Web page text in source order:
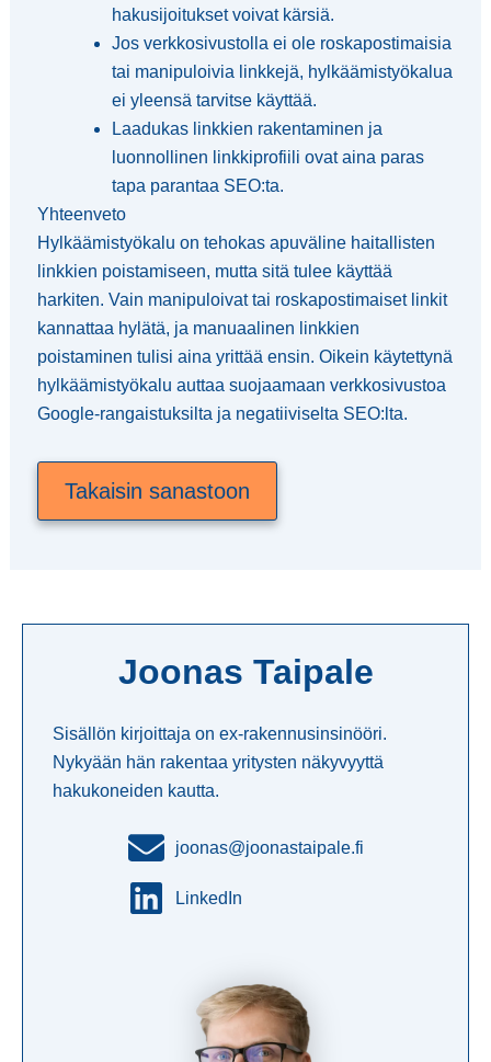
hakusijoitukset voivat kärsiä.
Jos verkkosivustolla ei ole roskapostimaisia
tai manipuloivia linkkejä, hylkäämistyökalua
ei yleensä tarvitse käyttää.
Laadukas linkkien rakentaminen ja
luonnollinen linkkiprofiili ovat aina paras
tapa parantaa SEO:ta.
Yhteenveto
Hylkäämistyökalu on tehokas apuväline haitallisten
linkkien poistamiseen, mutta sitä tulee käyttää
harkiten. Vain manipuloivat tai roskapostimaiset linkit
kannattaa hylätä, ja manuaalinen linkkien
poistaminen tulisi aina yrittää ensin. Oikein käytettynä
hylkäämistyökalu auttaa suojaamaan verkkosivustoa
Google-rangaistuksilta ja negatiiviselta SEO:lta.
Takaisin sanastoon
Joonas Taipale
Sisällön kirjoittaja on ex-rakennusinsinööri.
Nykyään hän rakentaa yritysten näkyvyyttä
hakukoneiden kautta.
joonas@joonastaipale.fi
LinkedIn